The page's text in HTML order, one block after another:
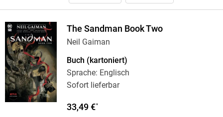
The Sandman Book Two
Neil Gaiman
Buch (kartoniert)
Sprache: Englisch
Sofort lieferbar
33,49 €*